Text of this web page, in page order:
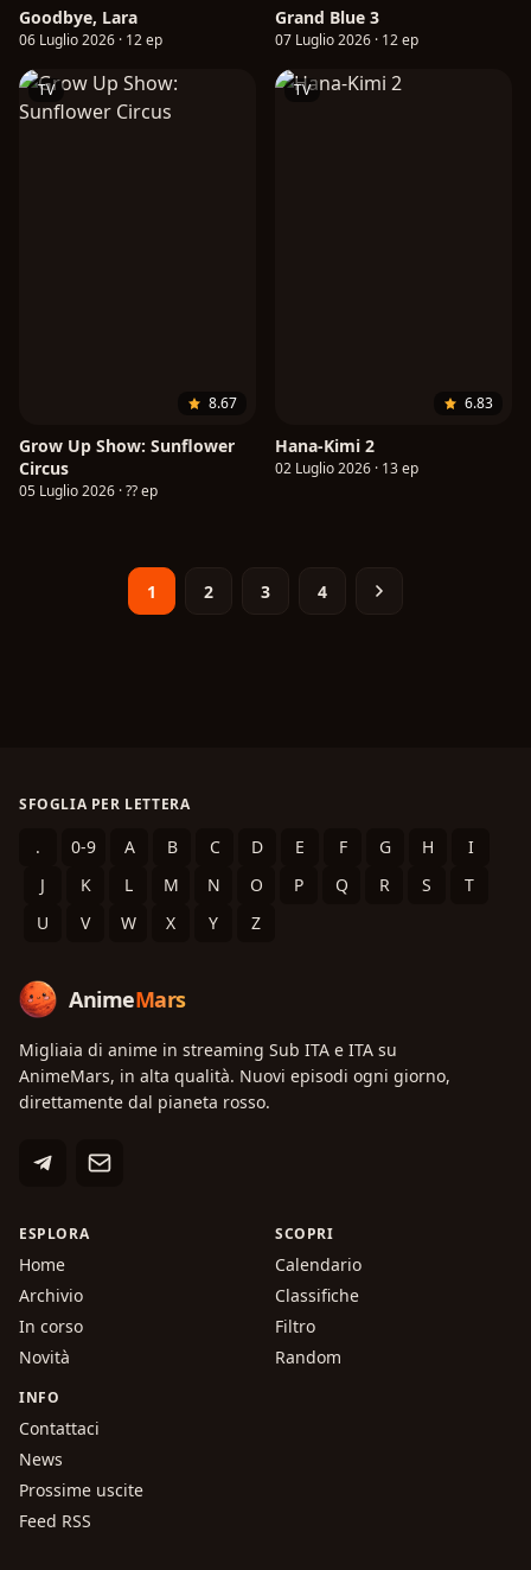
Goodbye, Lara
06 Luglio 2026 · 12 ep
Grand Blue 3
07 Luglio 2026 · 12 ep
TV
8.67
Grow Up Show: Sunflower
Circus
05 Luglio 2026 · ?? ep
TV
6.83
Hana-Kimi 2
02 Luglio 2026 · 13 ep
1 2 3 4
SFOGLIA PER LETTERA
. 0-9 A B C D E F G H
I
J
K L M N O P Q R S
T
U
V W X Y Z
AnimeMars
Migliaia di anime in streaming Sub ITA e ITA su
AnimeMars, in alta qualità. Nuovi episodi ogni giorno,
direttamente dal pianeta rosso.
ESPLORA
Home
Archivio
In corso
Novità
SCOPRI
Calendario
Classifiche
Filtro
Random
INFO
Contattaci
News
Prossime uscite
Feed RSS